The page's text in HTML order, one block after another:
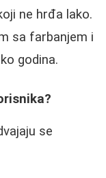
ne hrđa lako.
sa farbanjem i
godina.
se